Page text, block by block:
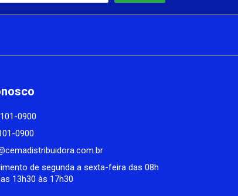
0900
0900
de segunda a sexta-feira das 08h
13h30 às 17h30